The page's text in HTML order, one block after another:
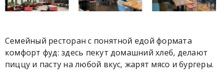
Семейный ресторан с понятной едой формата
комфорт фуд: здесь пекут домашний хлеб, делают
пиццу и пасту на любой вкус, жарят мясо и бургеры.